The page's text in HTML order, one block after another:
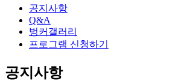
공지사항
Q&A
벙커갤러리
프로그램 신청하기
공지사항